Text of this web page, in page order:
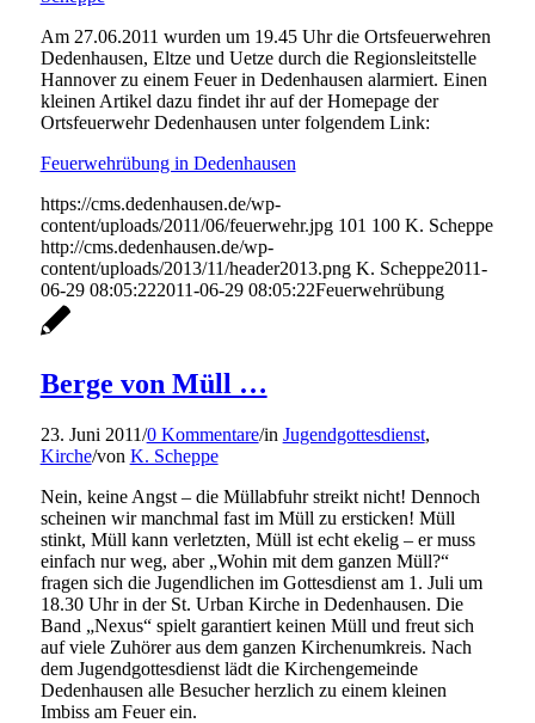
Am 27.06.2011 wurden um 19.45 Uhr die Ortsfeuerwehren
Dedenhausen, Eltze und Uetze durch die Regionsleitstelle
Hannover zu einem Feuer in Dedenhausen alarmiert. Einen
kleinen Artikel dazu findet ihr auf der Homepage der
Ortsfeuerwehr Dedenhausen unter folgendem Link:
Feuerwehrübung in Dedenhausen
https://cms.dedenhausen.de/wp-
content/uploads/2011/06/feuerwehr.jpg 101 100 K. Scheppe
http://cms.dedenhausen.de/wp-
content/uploads/2013/11/header2013.png K. Scheppe2011-
06-29 08:05:222011-06-29 08:05:22Feuerwehrübung
Berge von Müll …
23. Juni 2011/0 Kommentare/in Jugendgottesdienst,
Kirche/von K. Scheppe
Nein, keine Angst – die Müllabfuhr streikt nicht! Dennoch
scheinen wir manchmal fast im Müll zu ersticken! Müll
stinkt, Müll kann verletzten, Müll ist echt ekelig – er muss
einfach nur weg, aber „Wohin mit dem ganzen Müll?“
fragen sich die Jugendlichen im Gottesdienst am 1. Juli um
18.30 Uhr in der St. Urban Kirche in Dedenhausen. Die
Band „Nexus“ spielt garantiert keinen Müll und freut sich
auf viele Zuhörer aus dem ganzen Kirchenumkreis. Nach
dem Jugendgottesdienst lädt die Kirchengemeinde
Dedenhausen alle Besucher herzlich zu einem kleinen
Imbiss am Feuer ein.